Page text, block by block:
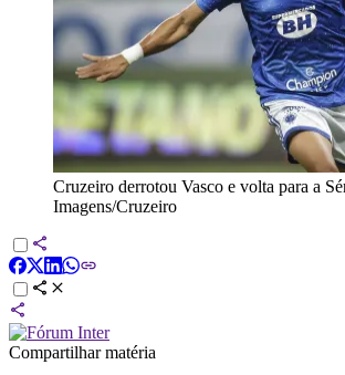
Cruzeiro derrotou Vasco e volta para a
Imagens/Cruzeiro
Compartilhar matéria